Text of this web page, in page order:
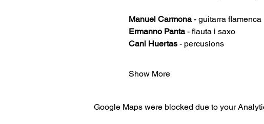
Manuel Carmona - guitarra flamenca
Ermanno Panta - flauta i saxo
Cani Huertas - percusions
Show More
Google Maps were blocked due to your